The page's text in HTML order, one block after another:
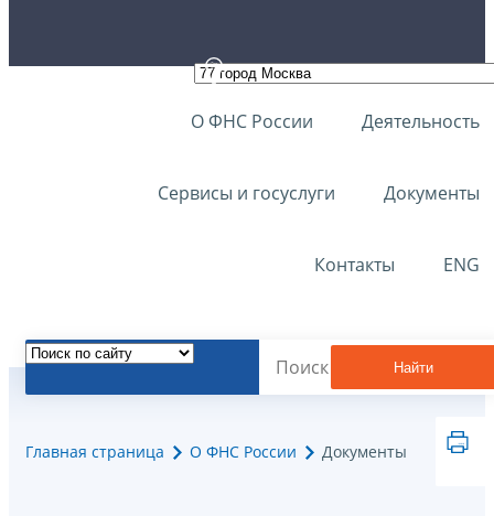
О ФНС России Деятельность
Сервисы и госуслуги Документы
Контакты ENG
Найти
Главная страница О ФНС России Документы